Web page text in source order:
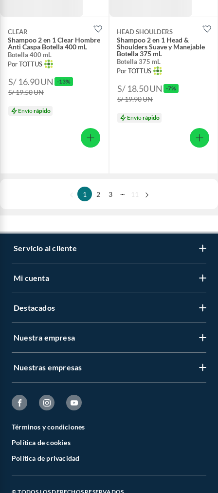
CLEAR
Shampoo 2 en 1 Clear Hombre
Anti Caspa Botella 400 mL
Botella 400 mL
Por TOTTUS
S/ 16.90UN -13%
S/ 19.50UN
Envíorápido
HEAD SHOULDERS
Shampoo 2 en 1 Head &
Shoulders Suave y Manejable
Botella 375 mL
Botella 375 mL
Por TOTTUS
S/ 18.50UN -7%
S/ 19.90UN
Envíorápido
1 2 3 ... 11
Servicio al cliente
Mi cuenta
Destacados
Nuestra empresa
Nuestras empresas
Términos y condiciones
Política de cookies
Política de privacidad